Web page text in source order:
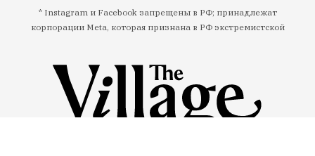
* Instagram и Facebook запрещены в РФ; принадлежат
корпорации Meta, которая признана в РФ экстремистской